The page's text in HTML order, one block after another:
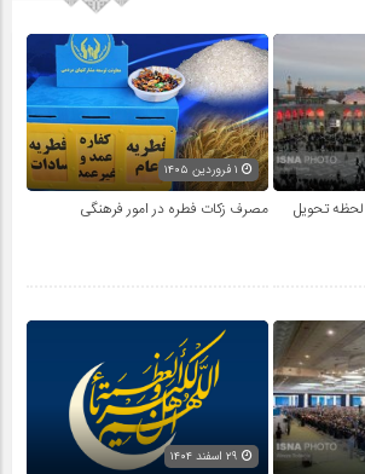
تحویل
مصرف زکات فطره در امور فرهنگی